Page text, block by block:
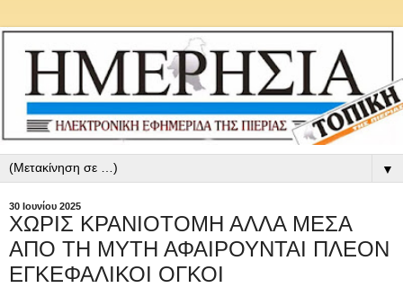
▼
30 Ιουνίου 2025
ΧΩΡΙΣ ΚΡΑΝΙΟΤΟΜΗ ΑΛΛΑ ΜΕΣΑ
ΑΠΟ ΤΗ ΜΥΤΗ ΑΦΑΙΡΟΥΝΤΑΙ ΠΛΕΟΝ
ΕΓΚΕΦΑΛΙΚΟΙ ΟΓΚΟΙ